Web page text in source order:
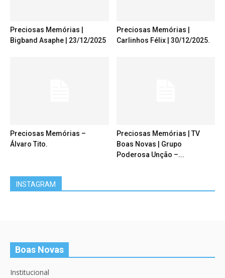
Preciosas Memórias |
Bigband Asaphe | 23/12/2025
Preciosas Memórias |
Carlinhos Félix | 30/12/2025.
Preciosas Memórias –
Álvaro Tito.
Preciosas Memórias | TV
Boas Novas | Grupo
Poderosa Unção –...
INSTAGRAM
Boas Novas
Institucional